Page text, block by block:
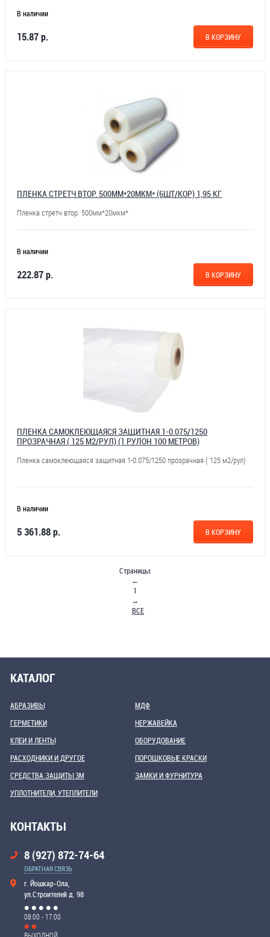
В наличии
15.87 р. В КОРЗИНУ
ПЛЕНКА СТРЕТЧ ВТОР. 500ММ*20МКМ* (6ШТ/КОР) 1,95 КГ
Пленка стретч втор. 500мм*20мкм*
В наличии
222.87 р. В КОРЗИНУ
ПЛЕНКА САМОКЛЕЮЩАЯСЯ ЗАЩИТНАЯ 1-0.075/1250
ПРОЗРАЧНАЯ ( 125 М2/РУЛ) (1 РУЛОН 100 МЕТРОВ)
Пленка самоклеющаяся защитная 1-0.075/1250 прозрачная ( 125 м2/рул)
В наличии
5 361.88 р. В КОРЗИНУ
Страницы:
←
1
→
ВСЕ
КАТАЛОГ
АБРАЗИВЫ
ГЕРМЕТИКИ
КЛЕИ И ЛЕНТЫ
МДФ
НЕРЖАВЕЙКА
ОБОРУДОВАНИЕ
РАСХОДНИКИ И ДРУГОЕ
СРЕДСТВА ЗАЩИТЫ 3М
УПЛОТНИТЕЛИ, УТЕПЛИТЕЛИ
ПОРОШКОВЫЕ КРАСКИ
ЗАМКИ И ФУРНИТУРА
КОНТАКТЫ
8 (927) 872-74-64
ОБРАТНАЯ СВЯЗЬ
г. Йошкар-Ола,
ул.Строителей д. 98
08:00 - 17:00